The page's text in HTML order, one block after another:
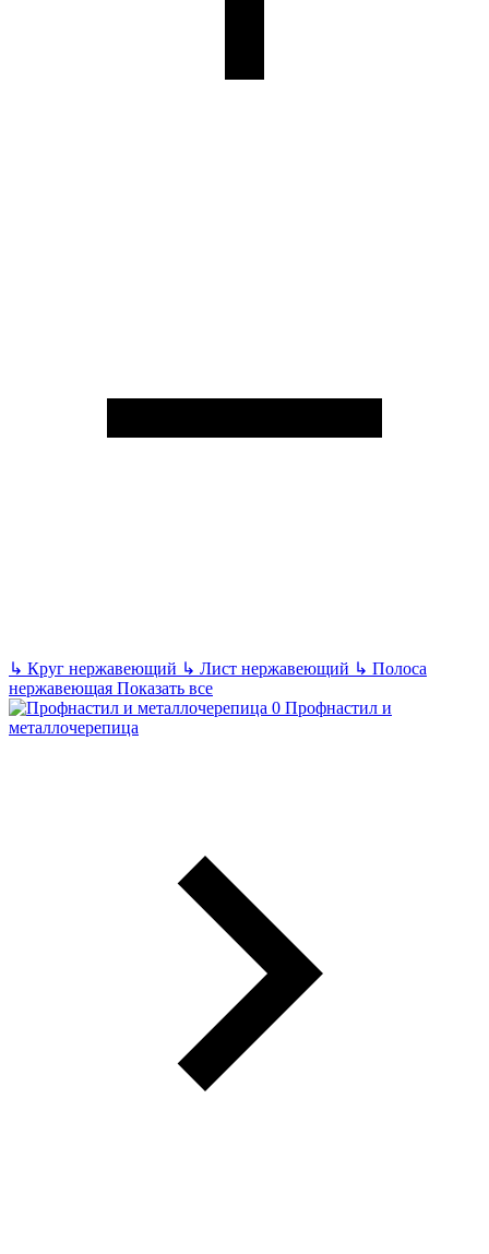
↳ Круг нержавеющий ↳ Лист нержавеющий ↳ Полоса
нержавеющая Показать все
Профнастил и
металлочерепица